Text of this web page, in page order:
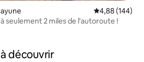
Évaluation
4,88 (144)
à seulement 2 miles de l'autoroute !
découvrir